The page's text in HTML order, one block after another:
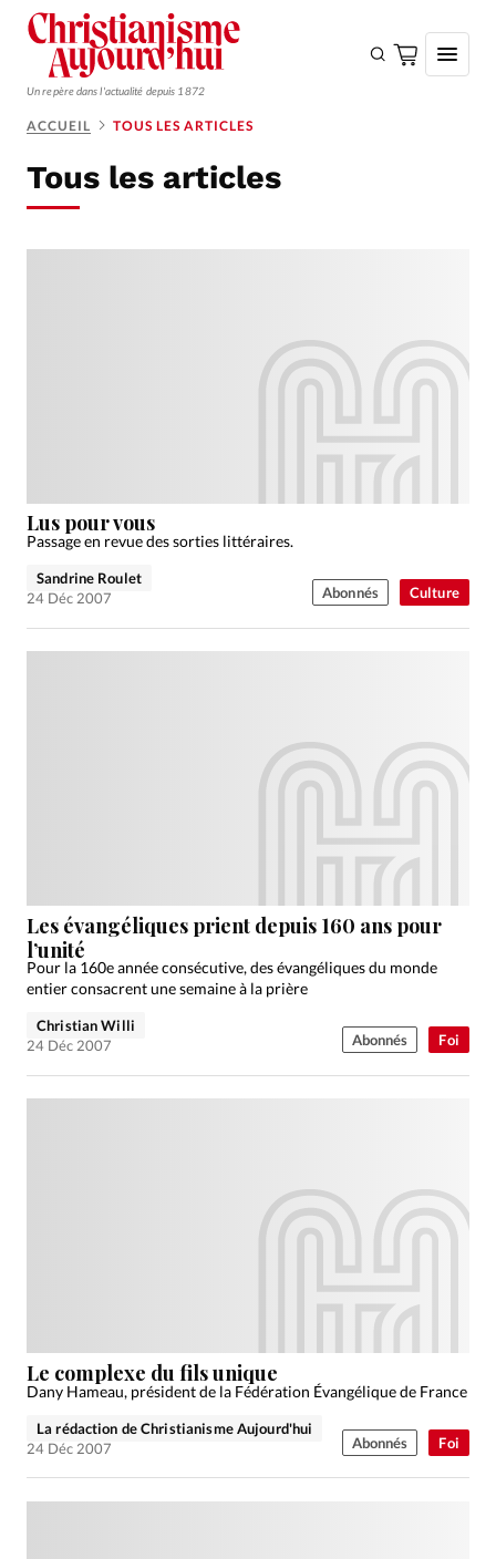
Un repère dans l'actualité depuis 1872
Monde
Devise:CHF
RUBRIQUES
Tous les articles
Actualité chrétienne
Tour du monde des Eglises
Trait d'Ixène
ACCUEIL TOUS LES ARTICLES
Tous les articles
Culture
Lus pour vous
Passage en revue des sorties littéraires.
Sandrine Roulet
24 Déc 2007
Abonnés
Foi
Les évangéliques prient depuis 160 ans pour
l’unité
Pour la 160e année consécutive, des évangéliques du monde
entier consacrent une semaine à la prière
Christian Willi
24 Déc 2007
Abonnés
Foi
Le complexe du fils unique
Dany Hameau, président de la Fédération Évangélique de France
La rédaction de Christianisme Aujourd'hui
24 Déc 2007
Abonnés